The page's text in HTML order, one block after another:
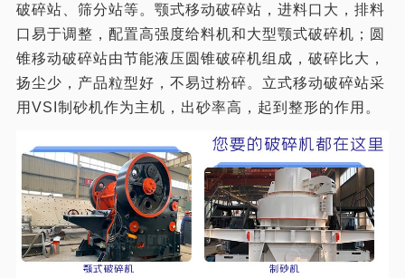
破碎站、筛分站等。颚式移动破碎站，进料口大，排料
口易于调整，配置高强度给料机和大型颚式破碎机；圆
锥移动破碎站由节能液压圆锥破碎机组成，破碎比大，
扬尘少，产品粒型好，不易过粉碎。立式移动破碎站采
用VSI制砂机作为主机，出砂率高，起到整形的作用。